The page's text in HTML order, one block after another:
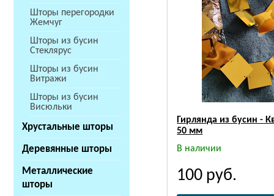
Шторы перегородки
Жемчуг
Шторы из бусин
Стеклярус
Шторы из бусин
Витражи
Шторы из бусин
Висюльки
Хрустальные шторы
Деревянные шторы
Металлические
шторы
Гирлянда из бусин -
50 мм
В наличии
100 руб.